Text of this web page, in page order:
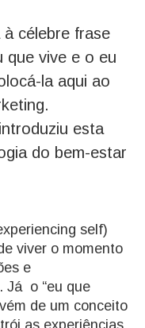
célebre frase
que vive e o eu
la aqui ao
esta
do bem-estar
self)
viver o momento
e
Já o “eu que
de um conceito
as experiências